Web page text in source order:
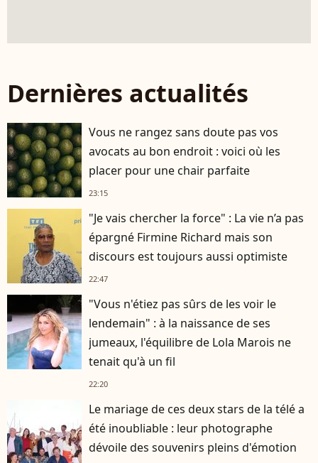
Dernières actualités
Vous ne rangez sans doute pas vos
avocats au bon endroit : voici où les
placer pour une chair parfaite
23:15
"Je vais chercher la force" : La vie n’a pas
épargné Firmine Richard mais son
discours est toujours aussi optimiste
22:47
"Vous n'étiez pas sûrs de les voir le
lendemain" : à la naissance de ses
jumeaux, l'équilibre de Lola Marois ne
tenait qu'à un fil
22:20
Le mariage de ces deux stars de la télé a
été inoubliable : leur photographe
dévoile des souvenirs pleins d'émotion